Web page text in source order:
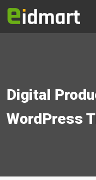
Digital
WordPress